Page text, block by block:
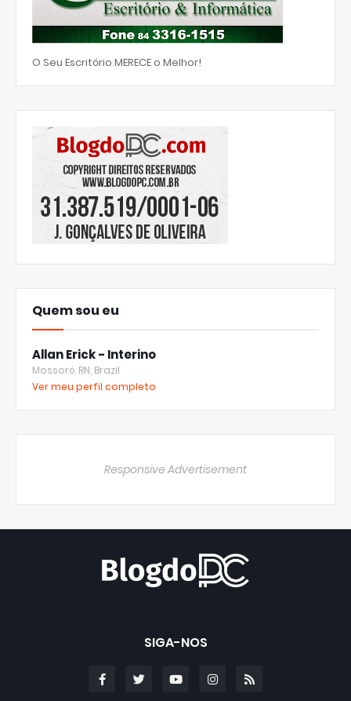
O Seu Escritório MERECE o Melhor!
Quem sou eu
Allan Erick - Interino
Mossoró, RN, Brazil
Ver meu perfil completo
Responsive Advertisement
SIGA-NOS